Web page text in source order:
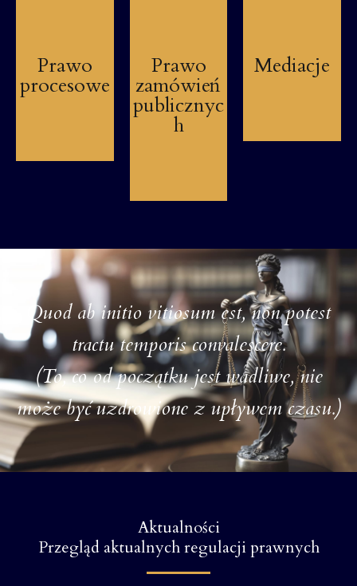
Prawo
procesowe
Prawo
zamówień
publicznyc
h
Mediacje
Quod ab initio vitiosum est, non potest
tractu temporis convalescere.
(To, co od początku jest wadliwe, nie
może być uzdrowione z upływem czasu.)
Aktualności
Przegląd aktualnych regulacji prawnych